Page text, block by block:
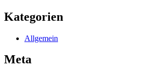
Kategorien
Allgemein
Meta